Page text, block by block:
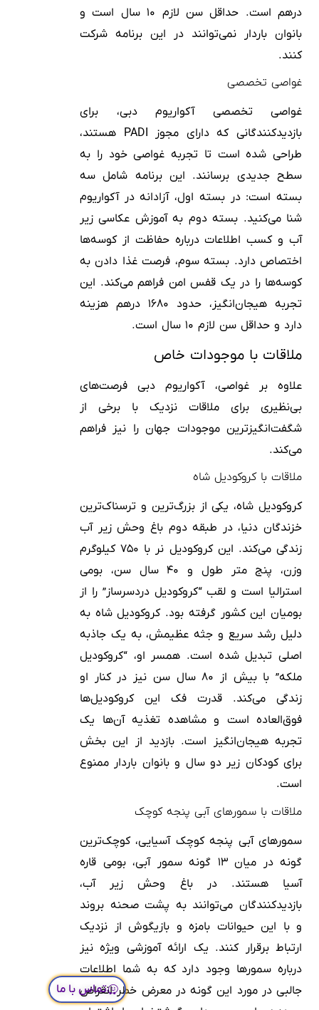
تماس با ما
درهم است. حداقل سن لازم ۱۰ سال است و
بانوان باردار نمی‌توانند در این برنامه شرکت
کنند.
غواصی تخصصی
غواصی تخصصی آکواریوم دبی، برای
بازدیدکنندگانی که دارای مجوز PADI هستند،
طراحی شده است تا تجربه غواصی خود را به
سطح جدیدی برسانند. این برنامه شامل سه
بسته است: در بسته اول، آزادانه در آکواریوم
شنا می‌کنید. بسته دوم به آموزش عکاسی زیر
آب و کسب اطلاعات درباره حفاظت از کوسه‌ها
اختصاص دارد. بسته سوم، فرصت غذا دادن به
کوسه‌ها را در یک قفس امن فراهم می‌کند. این
تجربه هیجان‌انگیز، حدود ۱۶۸۰ درهم هزینه
دارد و حداقل سن لازم ۱۰ سال است.
ملاقات با موجودات خاص
علاوه بر غواصی، آکواریوم دبی فرصت‌های
بی‌نظیری برای ملاقات نزدیک با برخی از
شگفت‌انگیزترین موجودات جهان را نیز فراهم
می‌کند.
ملاقات با کروکودیل شاه
کروکودیل شاه، یکی از بزرگ‌ترین و ترسناک‌ترین
خزندگان دنیا، در طبقه دوم باغ وحش زیر آب
زندگی می‌کند. این کروکودیل نر با ۷۵۰ کیلوگرم
وزن، پنج متر طول و ۴۰ سال سن، بومی
استرالیا است و لقب “کروکودیل دردسرساز” را از
بومیان این کشور گرفته بود. کروکودیل شاه به
دلیل رشد سریع و جثه عظیمش، به یک جاذبه
اصلی تبدیل شده است. همسر او، “کروکودیل
ملکه” با بیش از ۸۰ سال سن نیز در کنار او
زندگی می‌کند. قدرت فک این کروکودیل‌ها
فوق‌العاده است و مشاهده تغذیه آن‌ها یک
تجربه هیجان‌انگیز است. بازدید از این بخش
برای کودکان زیر دو سال و بانوان باردار ممنوع
است.
ملاقات با سمورهای آبی پنجه کوچک
سمورهای آبی پنجه کوچک آسیایی، کوچک‌ترین
گونه در میان ۱۳ گونه سمور آبی، بومی قاره
آسیا هستند. در باغ وحش زیر آب،
بازدیدکنندگان می‌توانند به پشت صحنه بروند
و با این حیوانات بامزه و بازیگوش از نزدیک
ارتباط برقرار کنند. یک ارائه آموزشی ویژه نیز
درباره سمورها وجود دارد که به شما اطلاعات
جالبی در مورد این گونه در معرض خطر انقراض